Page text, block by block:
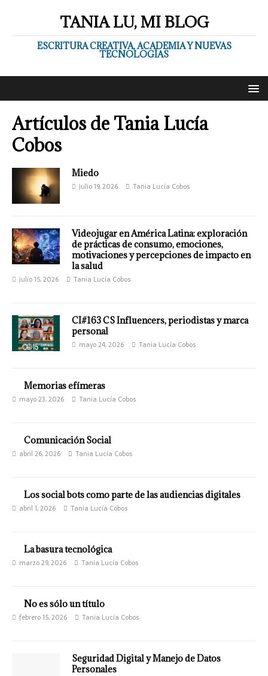
TANIA LU, MI BLOG
ESCRITURA CREATIVA, ACADEMIA Y NUEVAS
TECNOLOGÍAS
Artículos deTania Lucía
Cobos
Miedo
julio 19, 2026 Tania Lucía Cobos
Videojugar en América Latina: exploración
de prácticas de consumo, emociones,
motivaciones y percepciones de impacto en
la salud
julio 15, 2026 Tania Lucía Cobos
CI#163 CS Influencers, periodistas y marca
personal
mayo 24, 2026 Tania Lucía Cobos
Memorias efímeras
mayo 23, 2026 Tania Lucía Cobos
Comunicación Social
abril 26, 2026 Tania Lucía Cobos
Los social bots como parte de las audiencias digitales
abril 1, 2026 Tania Lucía Cobos
La basura tecnológica
marzo 29, 2026 Tania Lucía Cobos
No es sólo un título
febrero 15, 2026 Tania Lucía Cobos
Seguridad Digital y Manejo de Datos
Personales